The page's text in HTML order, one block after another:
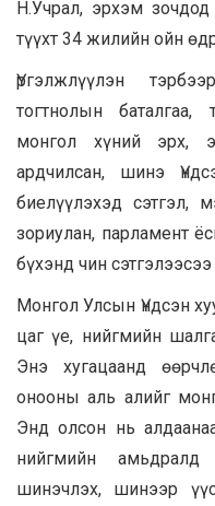
Н.Учрал, эрхэм
түүхт 34 жилийн ойн
Үргэлжлүүлэн
тогтнолын баталгаа,
монгол хүний эрх,
ардчилсан, шинэ
биелүүлэхэд сэтгэл,
зориулан, парламент
бүхэнд чин
Монгол Улсын Үндсэн
цаг үе, нийгмийн
Энэ хугацаанд
онооны аль алийг
Энд олсон нь
нийгмийн амьдралд
шинэчлэх, шинээр